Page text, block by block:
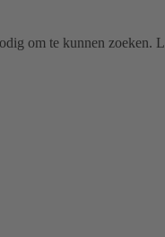
om te kunnen zoeken.